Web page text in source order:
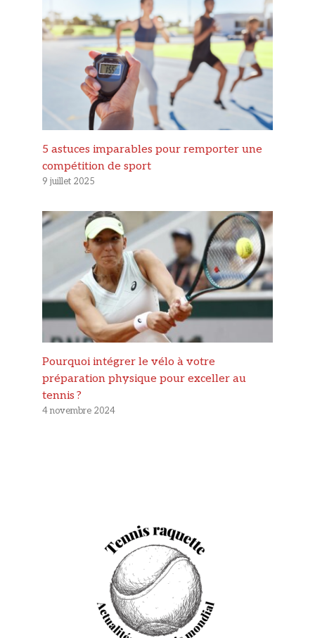
5 astuces imparables pour remporter une
compétition de sport
9 juillet 2025
Pourquoi intégrer le vélo à votre
préparation physique pour exceller au
tennis ?
4 novembre 2024